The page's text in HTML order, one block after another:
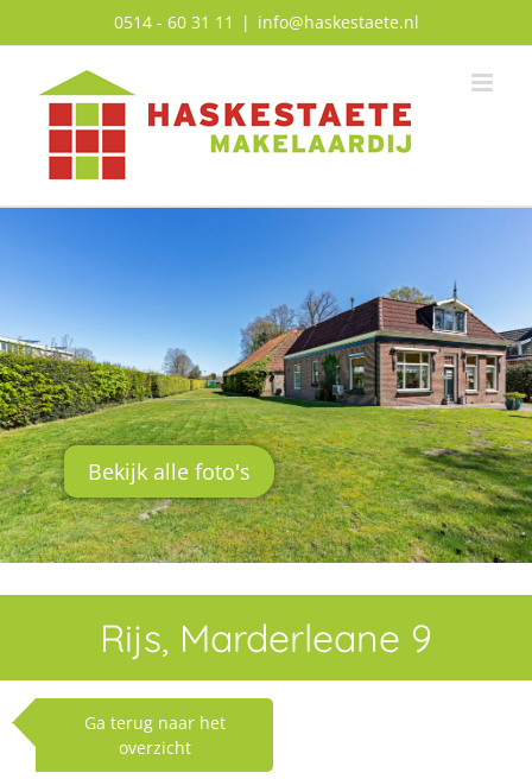
0514 - 60 31 11 | info@haskestaete.nl
Bekijk alle foto's
Rijs, Marderleane 9
Ga terug naar het
overzicht